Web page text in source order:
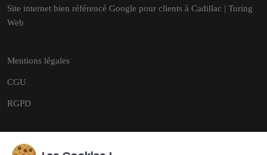
Site internet bien référencé Google pour clients à Cadillac | Turing
Web
Mentions légales
CGU
RGPD